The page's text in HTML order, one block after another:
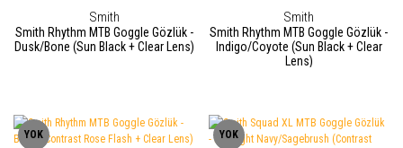
Smith
Smith Rhythm MTB Goggle Gözlük -
Dusk/Bone (Sun Black + Clear Lens)
Smith
Smith Rhythm MTB Goggle Gözlük -
Indigo/Coyote (Sun Black + Clear
Lens)
YOK YOK